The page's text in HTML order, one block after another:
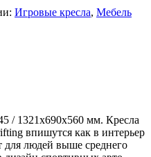
Игровые кресла, Мебель
/ 1321x690x560 мм. Кресла
впишутся как в интерьер
для людей выше среднего